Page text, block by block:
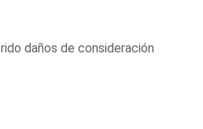
daños de consideración